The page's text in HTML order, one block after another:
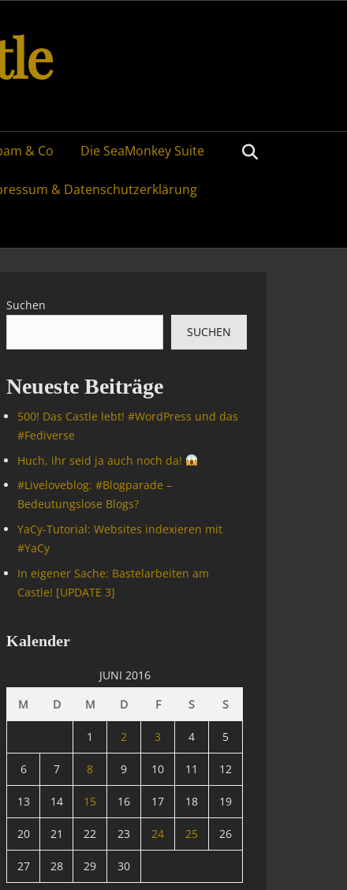
& Co Die SeaMonkey Suite
& Datenschutzerklärung
Suchen
SUCHEN
Neueste Beiträge
500! Das Castle lebt! #WordPress und das
#Fediverse
Huch, ihr seid ja auch noch da!
#Livelove­blog: #Blogparade –
Bedeutungslose Blogs?
YaCy-Tutorial: Websites indexieren mit
#YaCy
In eigener Sache: Bastelarbeiten am
Castle! [UPDATE 3]
Kalender
JUNI 2016
M
D M D F S S
1 2 3 4 5
6 7 8 9 10 11 12
13 14 15 16 17 18 19
20 21 22 23 24 25 26
27 28 29 30